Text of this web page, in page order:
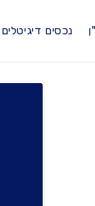
נכסים דיגיטלים